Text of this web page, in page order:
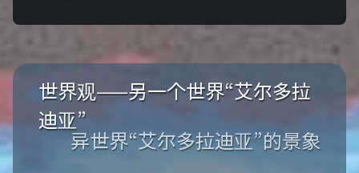
世界观——另一个世界“艾尔多拉
迪亚”
异世界“艾尔多拉迪亚”的景象